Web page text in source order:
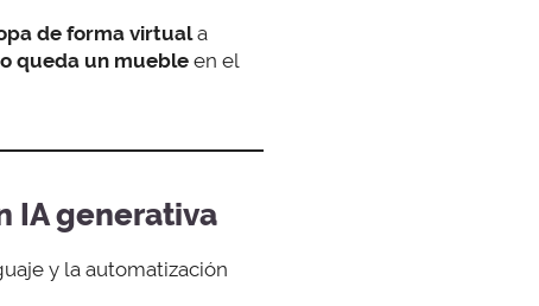
de forma virtuala
queda un mueble en el
IA generativa
y la automatización